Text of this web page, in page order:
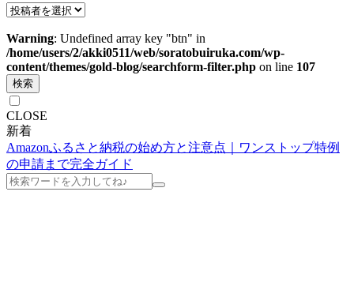
Warning: Undefined array key "btn" in
/home/users/2/akki0511/web/soratobuiruka.com/wp-
content/themes/gold-blog/searchform-filter.php on line 107
検索
CLOSE
新着
Amazonふるさと納税の始め方と注意点｜ワンストップ特例
の申請まで完全ガイド